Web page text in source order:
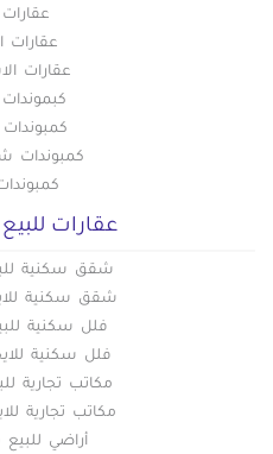
شاليهات
شاليهات للإيجار
شاليهات
شاليهات
شاليهات للإيجار
شاليهات
شاليهات
عقارات
عقارات
كبموندات
كمبوندات
كمبوندات
عقارات
شقق سكنية
شقق سكنية
فلل سكنية
فلل سكنية
مكاتب تجارية
مكاتب تجارية
أراضي للبيع